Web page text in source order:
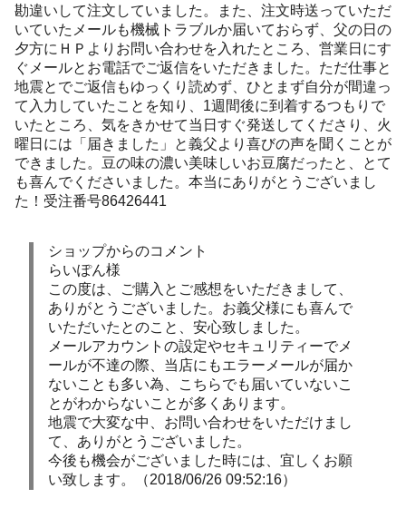
勘違いして注文していました。また、注文時送っていただ
いていたメールも機械トラブルか届いておらず、父の日の
夕方にＨＰよりお問い合わせを入れたところ、営業日にす
ぐメールとお電話でご返信をいただきました。ただ仕事と
地震とでご返信もゆっくり読めず、ひとまず自分が間違っ
て入力していたことを知り、1週間後に到着するつもりで
いたところ、気をきかせて当日すぐ発送してくださり、火
曜日には「届きました」と義父より喜びの声を聞くことが
できました。豆の味の濃い美味しいお豆腐だったと、とて
も喜んでくださいました。本当にありがとうございまし
た！受注番号86426441
ショップからのコメント
らいぽん様
この度は、ご購入とご感想をいただきまして、
ありがとうございました。お義父様にも喜んで
いただいたとのこと、安心致しました。
メールアカウントの設定やセキュリティーでメ
ールが不達の際、当店にもエラーメールが届か
ないことも多い為、こちらでも届いていないこ
とがわからないことが多くあります。
地震で大変な中、お問い合わせをいただけまし
て、ありがとうございました。
今後も機会がございました時には、宜しくお願
い致します。（2018/06/26 09:52:16）